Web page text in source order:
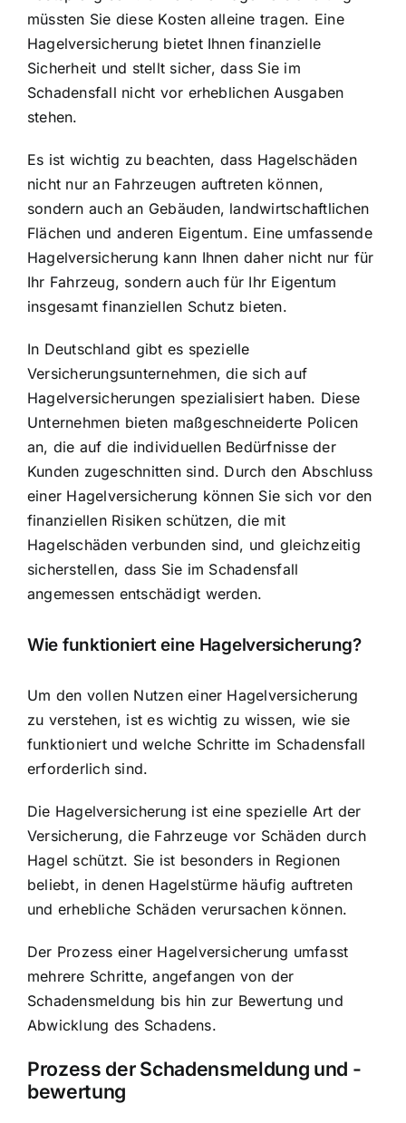
müssten Sie diese Kosten alleine tragen. Eine
Hagelversicherung bietet Ihnen finanzielle
Sicherheit und stellt sicher, dass Sie im
Schadensfall nicht vor erheblichen Ausgaben
stehen.
Es ist wichtig zu beachten, dass Hagelschäden
nicht nur an Fahrzeugen auftreten können,
sondern auch an Gebäuden, landwirtschaftlichen
Flächen und anderen Eigentum. Eine umfassende
Hagelversicherung kann Ihnen daher nicht nur für
Ihr Fahrzeug, sondern auch für Ihr Eigentum
insgesamt finanziellen Schutz bieten.
In Deutschland gibt es spezielle
Versicherungsunternehmen, die sich auf
Hagelversicherungen spezialisiert haben. Diese
Unternehmen bieten maßgeschneiderte Policen
an, die auf die individuellen Bedürfnisse der
Kunden zugeschnitten sind. Durch den Abschluss
einer Hagelversicherung können Sie sich vor den
finanziellen Risiken schützen, die mit
Hagelschäden verbunden sind, und gleichzeitig
sicherstellen, dass Sie im Schadensfall
angemessen entschädigt werden.
Wie funktioniert eine Hagelversicherung?
Um den vollen Nutzen einer Hagelversicherung
zu verstehen, ist es wichtig zu wissen, wie sie
funktioniert und welche Schritte im Schadensfall
erforderlich sind.
Die Hagelversicherung ist eine spezielle Art der
Versicherung, die Fahrzeuge vor Schäden durch
Hagel schützt. Sie ist besonders in Regionen
beliebt, in denen Hagelstürme häufig auftreten
und erhebliche Schäden verursachen können.
Der Prozess einer Hagelversicherung umfasst
mehrere Schritte, angefangen von der
Schadensmeldung bis hin zur Bewertung und
Abwicklung des Schadens.
Prozess der Schadensmeldung und -
bewertung